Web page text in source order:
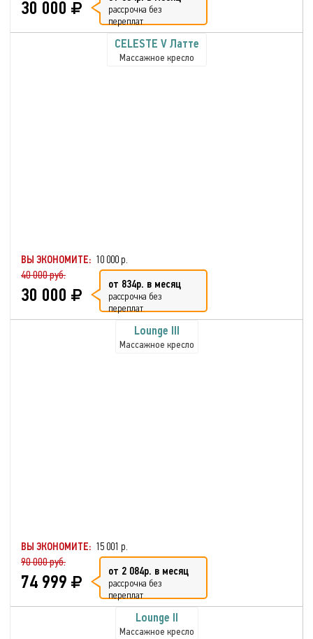
30 000
рассрочка без
переплат
CELESTE V Латте
Массажное кресло
ВЫ ЭКОНОМИТЕ: 10 000 р.
40 000 руб.
30 000 от 834р. в месяц
рассрочка без
переплат
Lounge III
Массажное кресло
ВЫ ЭКОНОМИТЕ: 15 001 р.
90 000 руб.
74 999 от 2 084р. в месяц
рассрочка без
переплат
Lounge II
Массажное кресло